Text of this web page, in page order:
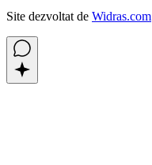
Site dezvoltat de Widras.com